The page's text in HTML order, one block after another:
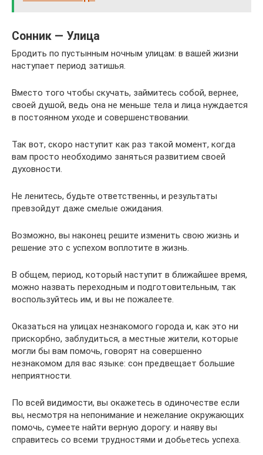
Сонник — Улица
Бродить по пустынным ночным улицам: в вашей жизни
наступает период затишья.
Вместо того чтобы скучать, займитесь собой, вернее,
своей душой, ведь она не меньше тела и лица нуждается
в постоянном уходе и совершенствовании.
Так вот, скоро наступит как раз такой момент, когда
вам просто необходимо заняться развитием своей
духовности.
Не ленитесь, будьте ответственны, и результаты
превзойдут даже смелые ожидания.
Возможно, вы наконец решите изменить свою жизнь и
решение это с успехом воплотите в жизнь.
В общем, период, который наступит в ближайшее время,
можно назвать переходным и подготовительным, так
воспользуйтесь им, и вы не пожалеете.
Оказаться на улицах незнакомого города и, как это ни
прискорбно, заблудиться, а местные жители, которые
могли бы вам помочь, говорят на совершенно
незнакомом для вас языке: сон предвещает большие
неприятности.
По всей видимости, вы окажетесь в одиночестве если
вы, несмотря на непонимание и нежелание окружающих
помочь, сумеете найти верную дорогу: и наяву вы
справитесь со всеми трудностями и добьетесь успеха.